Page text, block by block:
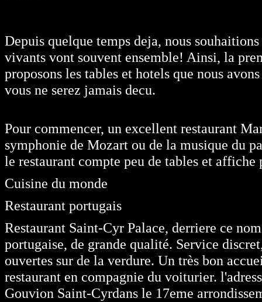
Depuis quelque temps deja, nous
vivants vont souvent ensemble! Ainsi, la
proposons les tables et hotels que nous
vous ne serez jamais decu.
Pour commencer, un excellent restaurant
symphonie de Mozart ou de la musique du
le restaurant compte peu de tables et
Cuisine du monde
Restaurant portugais
Restaurant Saint-Cyr Palace, derriere ce
portugaise, de grande qualité. Service
ouvertes sur de la verdure. Un très bon
restaurant en compagnie du voiturier.
Gouvion Saint-Cyrdans le 17eme